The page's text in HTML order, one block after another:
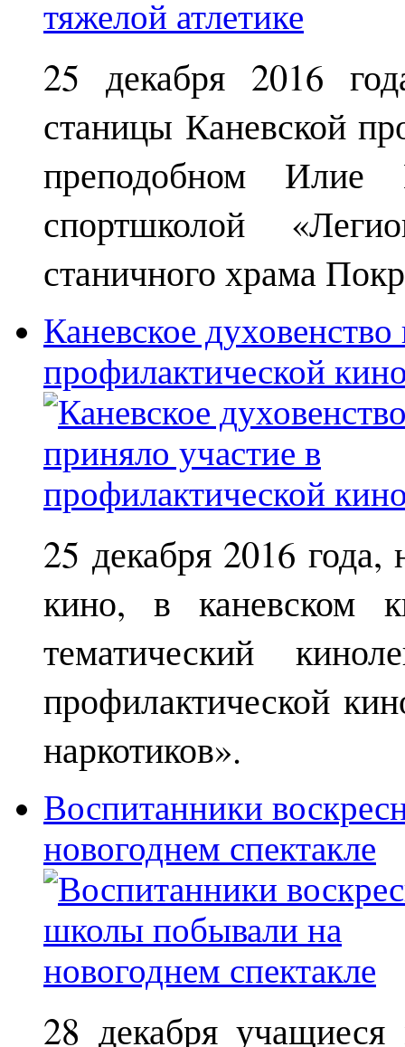
25 декабря 2016
станицы Каневской
преподобном Илие
спортшколой
станичного храма
Каневское
профилактической
25 декабря 2016
кино, в каневском
тематический
профилактической
наркотиков».
Воспитанники
новогоднем спектакле
28 декабря